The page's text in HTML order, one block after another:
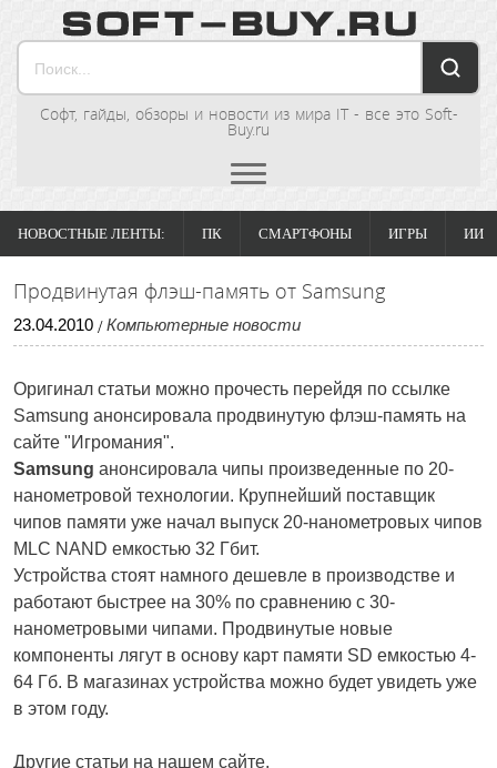
Софт, гайды, обзоры и новости из мира IT - все это Soft-
Buy.ru
НОВОСТНЫЕ ЛЕНТЫ: ПК СМАРТФОНЫ ИГРЫ ИИ
Продвинутая флэш-память от Samsung
23.04.2010 / Компьютерные новости
Оригинал статьи можно прочесть перейдя по ссылке
Samsung анонсировала продвинутую флэш-память на
сайте "Игромания".
Samsung анонсировала чипы произведенные по 20-
нанометровой технологии. Крупнейший поставщик
чипов памяти уже начал выпуск 20-нанометровых чипов
MLC NAND емкостью 32 Гбит.
Устройства стоят намного дешевле в производстве и
работают быстрее на 30% по сравнению с 30-
нанометровыми чипами. Продвинутые новые
компоненты лягут в основу карт памяти SD емкостью 4-
64 Гб. В магазинах устройства можно будет увидеть уже
в этом году.
Другие статьи на нашем сайте.